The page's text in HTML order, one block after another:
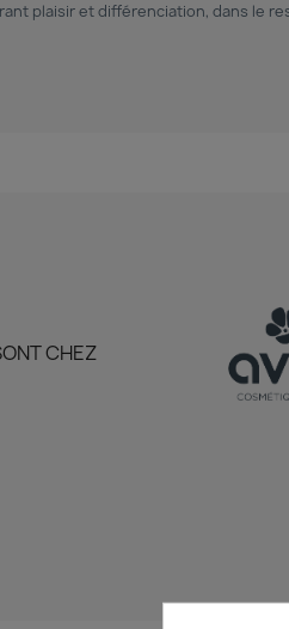
plaisir et différenciation, dans le
CHEZ